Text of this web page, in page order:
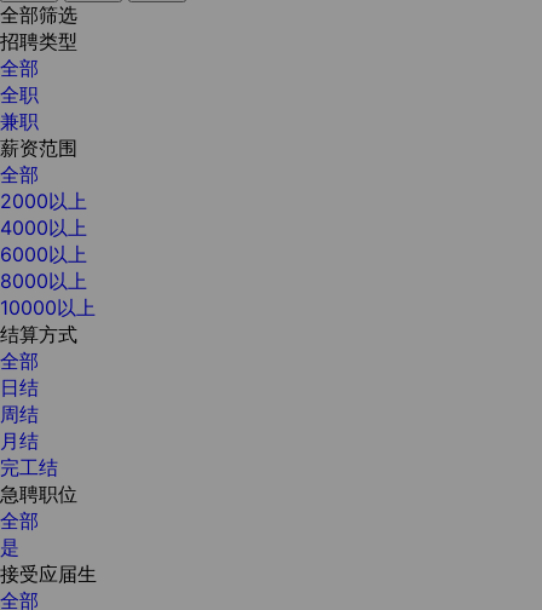
全部筛选
招聘类型
全部
全职
兼职
薪资范围
全部
2000以上
4000以上
6000以上
8000以上
10000以上
结算方式
全部
日结
周结
月结
完工结
急聘职位
全部
是
接受应届生
全部